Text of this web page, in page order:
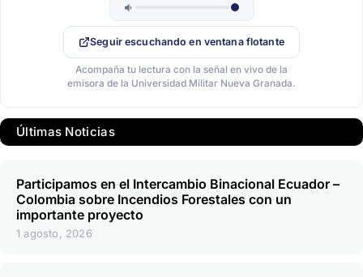
Seguir escuchando en ventana flotante
Acompaña tu lectura con la señal en vivo de la
emisora de la Universidad Militar Nueva Granada.
Últimas Noticias
Participamos en el Intercambio Binacional Ecuador –
Colombia sobre Incendios Forestales con un
importante proyecto
1 agosto, 2026